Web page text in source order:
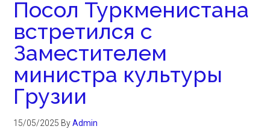
Посол Туркменистана
встретился с
Заместителем
министра культуры
Грузии
15/05/2025 ByAdmin